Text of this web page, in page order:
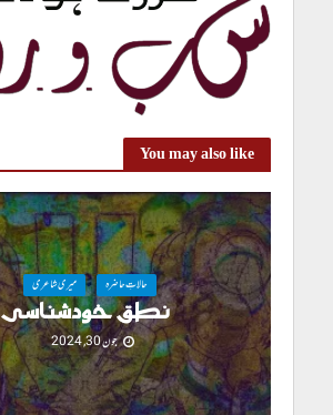
You may also like
حالاتِ حاضرہ میری شاعری
نطق خودشناسی
جون 30, 2024